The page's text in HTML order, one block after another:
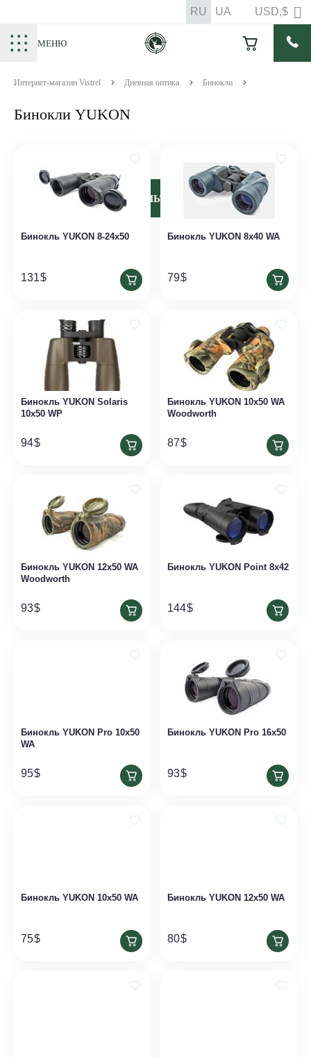
USD,$
RU UA
МЕНЮ
Интернет-магазин Vistrel Дневная оптика Бинокли
Бинокли YUKON
ФИЛЬТРЫ
Бинокль YUKON 8-24х50
131$
Бинокль YUKON 8x40 WA
79$
Бинокль YUKON Solaris
10x50 WP
94$
Бинокль YUKON 10x50 WA
Woodworth
87$
Бинокль YUKON 12x50 WA
Woodworth
93$
Бинокль YUKON Point 8x42
144$
Бинокль YUKON Pro 10x50
WA
95$
Бинокль YUKON Pro 16x50
93$
Бинокль YUKON 10x50 WA
75$
Бинокль YUKON 12x50 WA
80$